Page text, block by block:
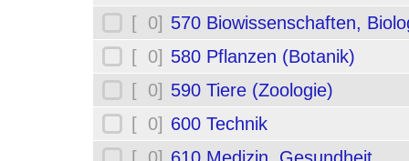
[ 0] 570 Biowissenschaften,
[ 0] 580 Pflanzen (Botanik)
[ 0] 590 Tiere (Zoologie)
[ 0] 600 Technik